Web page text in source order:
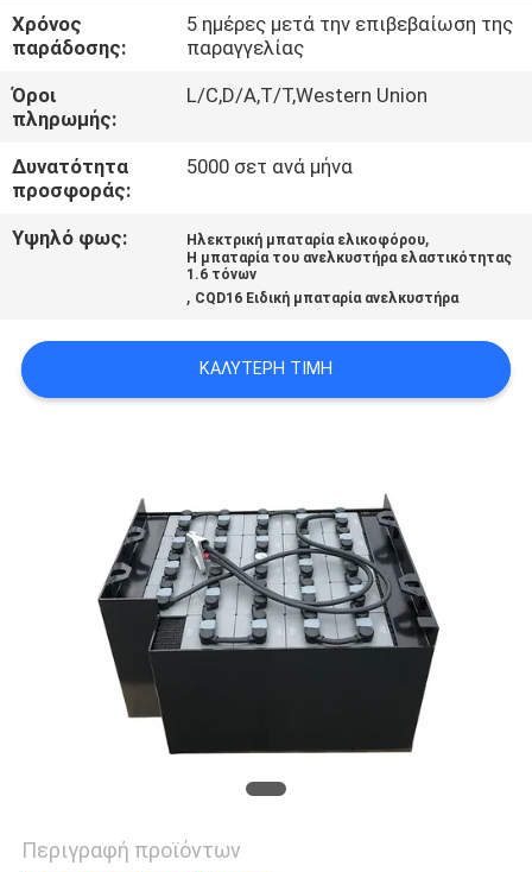
ΝΈΑ
SITEMAP
ΠΟΛΙΤΙΚΉ
ΑΠΟΡΡΉΤΟΥ
Χρόνος
παράδοσης:
5 ημέρες μετά την επιβεβαίωση της
παραγγελίας
Όροι
πληρωμής:
L/C,D/A,T/T,Western Union
Δυνατότητα
προσφοράς:
5000 σετ ανά μήνα
Υψηλό φως: Ηλεκτρική μπαταρία ελικοφόρου,
Η μπαταρία του ανελκυστήρα ελαστικότητας
1.6 τόνων
, CQD16 Ειδική μπαταρία ανελκυστήρα
ΚΑΛΎΤΕΡΗ ΤΙΜΉ
Περιγραφή προϊόντων